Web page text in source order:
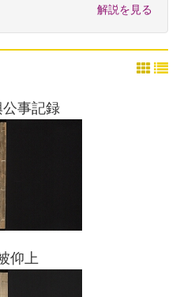
解説を見る
事記録
仰上